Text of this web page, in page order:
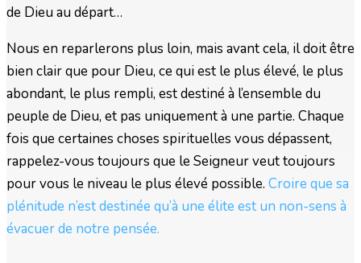
de Dieu au départ…
Nous en reparlerons plus loin, mais avant cela, il doit être
bien clair que pour Dieu, ce qui est le plus élevé, le plus
abondant, le plus rempli, est destiné à l’ensemble du
peuple de Dieu, et pas uniquement à une partie. Chaque
fois que certaines choses spirituelles vous dépassent,
rappelez-vous toujours que le Seigneur veut toujours
pour vous le niveau le plus élevé possible. Croire que sa
plénitude n’est destinée qu’à une élite est un non-sens à
évacuer de notre pensée.